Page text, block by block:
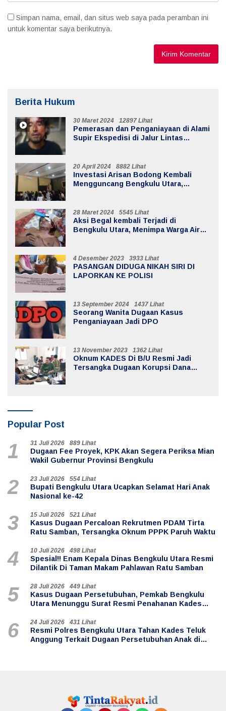
Simpan nama, email, dan situs web saya pada peramban ini
untuk komentar saya berikutnya.
Berita Hukum
30 Maret 2024 12897 Lihat
Pemerasan dan Penganiayaan di Alami
Supir Ekspedisi di Jalur Lintas
20 April 2024 8882 Lihat
Investasi Arisan Bodong Kembali
Mengguncang Bengkulu Utara,
28 Maret 2024 5545 Lihat
Aksi Begal kembali Terjadi di
Bengkulu Utara, Menimpa Warga Air
4 Desember 2023 3933 Lihat
PASANGAN DIDUGA NIKAH SIRI DI
LAPORKAN KE POLISI
13 September 2024 1437 Lihat
Seorang Wanita Dugaan Kasus
Penganiayaan Jadi DPO
13 November 2023 1362 Lihat
Oknum KADES Di B/U Resmi Jadi
Tersangka Dugaan Korupsi Dana
Popular Post
1 31 Juli 2026 889 Lihat
Dugaan Fee Proyek, KPK Akan Segera Periksa Mian
Wakil Gubernur Provinsi Bengkulu
2 23 Juli 2026 554 Lihat
Bupati Bengkulu Utara Ucapkan Selamat Hari Anak
Nasional ke-42
3 15 Juli 2026 521 Lihat
Kasus Dugaan Percaloan Rekrutmen PDAM Tirta
Ratu Samban, Tersangka Oknum PPPK Paruh Waktu
4 10 Juli 2026 498 Lihat
Spesial!! Enam Kepala Dinas Bengkulu Utara Resmi
5 28 Juli 2026 449 Lihat
Kasus Dugaan Persetubuhan, Pemkab Bengkulu
Utara Menunggu Surat Resmi Penahanan Kades
6 24 Juli 2026 431 Lihat
Resmi Polres Bengkulu Utara Tahan Kades Teluk
Anggung Terkait Dugaan Persetubuhan Anak di